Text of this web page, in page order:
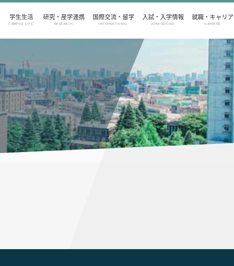
学生生活
CAMPUS LIFE
研究・産学連携
RESEARCH
国際交流・留学
INTERNATIONAL
入試・入学情報
ADMISSIONS
就職・キャリア
CAREERS